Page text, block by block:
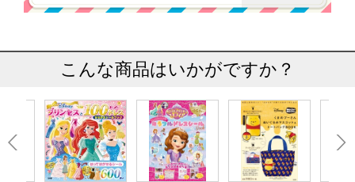
こんな商品はいかがですか？